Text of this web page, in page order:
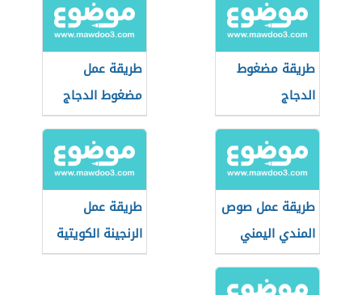
طريقة مضغوط
الدجاج
طريقة عمل
مضغوط الدجاج
طريقة عمل صوص
المندي اليمني
طريقة عمل
الرنجينة الكويتية